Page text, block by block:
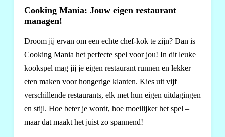
Cooking Mania: Jouw eigen restaurant
managen!
Droom jij ervan om een echte chef-kok te zijn? Dan is
Cooking Mania het perfecte spel voor jou! In dit leuke
kookspel mag jij je eigen restaurant runnen en lekker
eten maken voor hongerige klanten. Kies uit vijf
verschillende restaurants, elk met hun eigen uitdagingen
en stijl. Hoe beter je wordt, hoe moeilijker het spel –
maar dat maakt het juist zo spannend!